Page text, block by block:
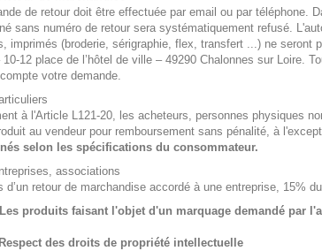
de retour doit être effectuée par email ou par téléphone.
sans numéro de retour sera systématiquement refusé.
imprimés (broderie, sérigraphie, flex, transfert ...) ne
10-12 place de l’hôtel de ville – 49290 Chalonnes sur Loire.
votre demande.
à l'Article L121-20, les acheteurs, personnes physiques
au vendeur pour remboursement sans pénalité, à
selon les spécifications du consommateur.
associations
d’un retour de marchandise accordé à une entreprise, 15%
Les produits faisant l'objet d'un marquage demandé par
des droits de propriété intellectuelle